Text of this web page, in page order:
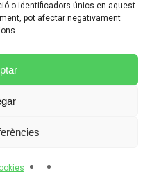
o identificadors únics en aquest
pot afectar negativament
I CONTRACTACIÓ